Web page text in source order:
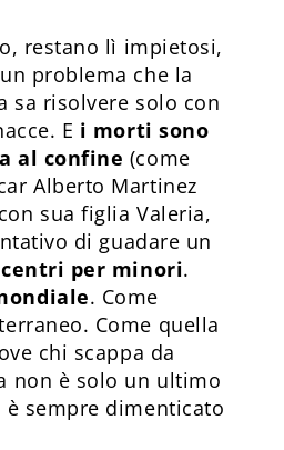
restano lì impietosi,
problema che la
sa risolvere solo con
E i morti sono
al confine (come
Alberto Martinez
sua figlia Valeria,
di guadare un
per minori.
. Come
Come quella
chi scappa da
non è solo un ultimo
sempre dimenticato